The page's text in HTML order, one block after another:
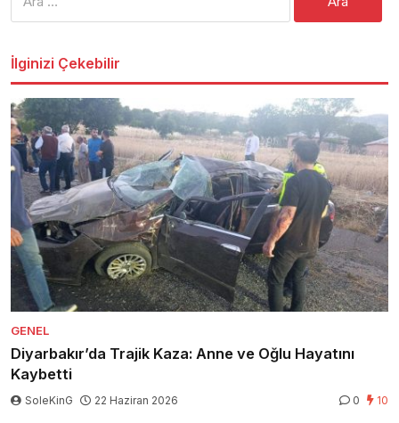
İlginizi Çekebilir
GENEL
Diyarbakır’da Trajik Kaza: Anne ve Oğlu Hayatını
Kaybetti
SoleKinG 22 Haziran 2026 0 10